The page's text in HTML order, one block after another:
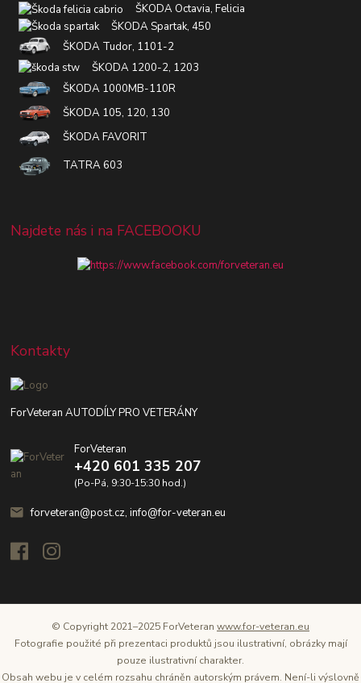
ŠKODA Octavia, Felicia
ŠKODA Spartak, 450
ŠKODA Tudor, 1101-2
ŠKODA 1200-2, 1203
ŠKODA 1000MB-110R
ŠKODA 105, 120, 130
ŠKODA FAVORIT
TATRA 603
Najdete nás i na FACEBOOKU
Kontakty
ForVeteran AUTODÍLY PRO VETERÁNY
ForVeteran
+420 601 335 207
(Po-Pá, 9:30-15:30 hod.)
forveteran@post.cz, info@for-veteran.eu
© Copyright 2021–2025 ForVeteran www.for-veteran.eu
Fotografie použité při prezentaci produktů jsou ilustrativní, obrázky mají
pouze ilustrativní charakter.
Obsah webu je v celém rozsahu chráněn autorským právem. Není-li výslovně